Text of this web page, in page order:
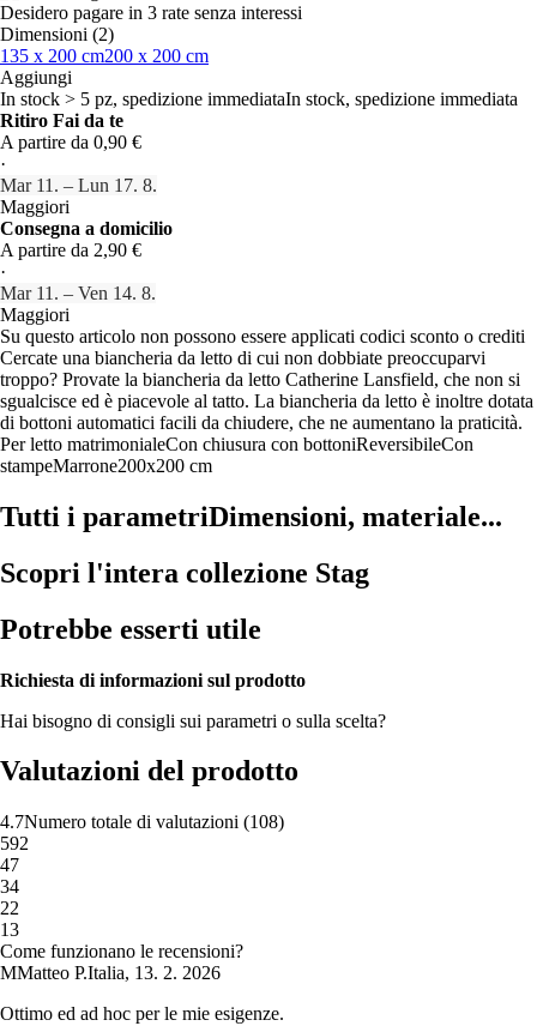
Desidero pagare in 3 rate senza interessi
Dimensioni (2)
135 x 200 cm200 x 200 cm
Aggiungi
In stock > 5 pz, spedizione immediataIn stock, spedizione immediata
Ritiro Fai da te
A partire da 0,90 €
·
Mar 11. – Lun 17. 8.
Maggiori
Consegna a domicilio
A partire da 2,90 €
·
Mar 11. – Ven 14. 8.
Maggiori
Su questo articolo non possono essere applicati codici sconto o crediti
Cercate una biancheria da letto di cui non dobbiate preoccuparvi
troppo? Provate la biancheria da letto Catherine Lansfield, che non si
sgualcisce ed è piacevole al tatto. La biancheria da letto è inoltre dotata
di bottoni automatici facili da chiudere, che ne aumentano la praticità.
Per letto matrimonialeCon chiusura con bottoniReversibileCon
stampeMarrone200x200 cm
Tutti i parametriDimensioni, materiale...
Scopri l'intera collezione Stag
Potrebbe esserti utile
Richiesta di informazioni sul prodotto
Hai bisogno di consigli sui parametri o sulla scelta?
Valutazioni del prodotto
4.7Numero totale di valutazioni (108)
592
47
34
22
13
Come funzionano le recensioni?
MMatteo P.Italia, 13. 2. 2026
Ottimo ed ad hoc per le mie esigenze.